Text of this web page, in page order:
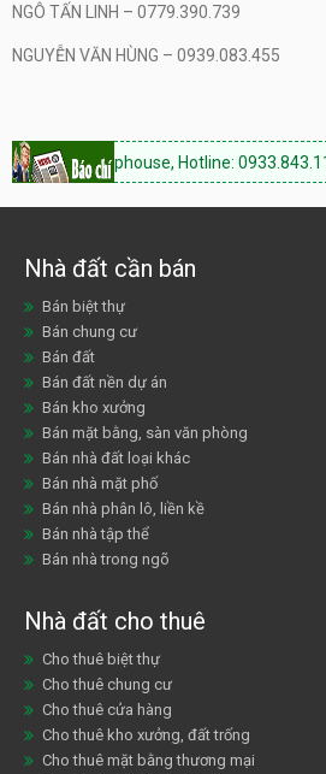
NGÔ TẤN LINH – 0779.390.739
NGUYỄN VĂN HÙNG – 0939.083.455
shophouse, Hotline: 0933.843.118 Ninh
Nhà đất cần bán
Bán biệt thự
Bán chung cư
Bán đất
Bán đất nền dự án
Bán kho xưởng
Bán mặt bằng, sàn văn phòng
Bán nhà đất loại khác
Bán nhà mặt phố
Bán nhà phân lô, liền kề
Bán nhà tập thể
Bán nhà trong ngõ
Nhà đất cho thuê
Cho thuê biệt thự
Cho thuê chung cư
Cho thuê cửa hàng
Cho thuê kho xưởng, đất trống
Cho thuê mặt bằng thương mại